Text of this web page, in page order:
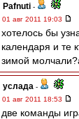
Pafnuti -
01 авг 2011 19:03
хотелось бы
календаря и те
зимой
услада -
01 авг 2011 18:53
две команды